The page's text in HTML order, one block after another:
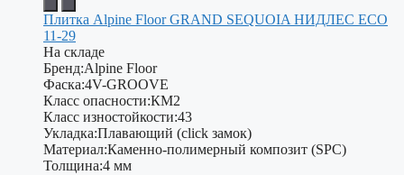
Плитка Alpine Floor GRAND SEQUOIA НИДЛЕС ECO
11-29
На складе
Бренд:Alpine Floor
Фаска:4V-GROOVE
Класс опасности:КМ2
Класс изностойкости:43
Укладка:Плавающий (click замок)
Материал:Каменно-полимерный композит (SPC)
Толщина:4 мм